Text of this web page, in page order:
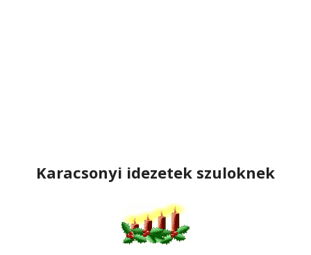
Karacsonyi idezetek szuloknek